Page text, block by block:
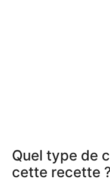
Quel type de
cette recette